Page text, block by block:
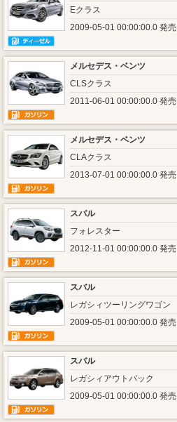
Eクラス
2009-05-01 00:00:00.0 発売
メルセデス・ベンツ
CLSクラス
2011-06-01 00:00:00.0 発売
メルセデス・ベンツ
CLAクラス
2013-07-01 00:00:00.0 発売
スバル
フォレスター
2012-11-01 00:00:00.0 発売
スバル
レガシィツーリングワゴン
2009-05-01 00:00:00.0 発売
スバル
レガシィアウトバック
2009-05-01 00:00:00.0 発売